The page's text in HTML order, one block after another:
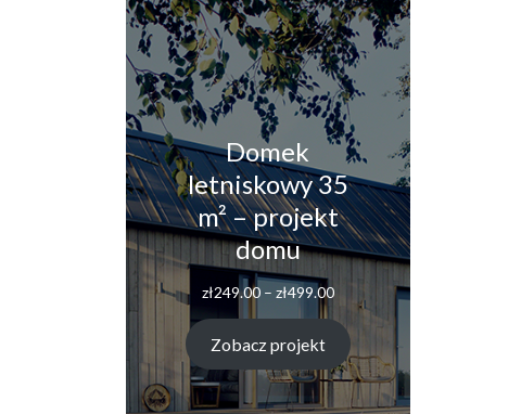
Domek
letniskowy 35
m² – projekt
domu
zł249.00 – zł499.00Zakres
cen:
od
zł249.00
do
zł499.00
Zobacz projekt